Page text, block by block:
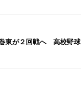
東が２回戦へ 高校野球